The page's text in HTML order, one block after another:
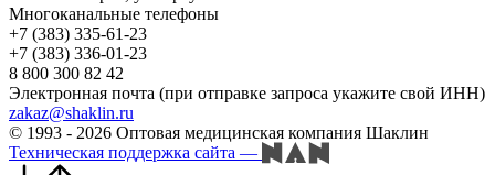
Многоканальные телефоны
+7 (383) 335-61-23
+7 (383) 336-01-23
8 800 300 82 42
Электронная почта (при отправке запроса укажите свой ИНН)
zakaz@shaklin.ru
© 1993 - 2026 Оптовая медицинская компания Шаклин
Техническая поддержка сайта —